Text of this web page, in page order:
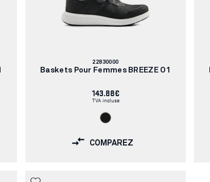
Numéro
d'article:
22830000
Baskets Pour Femmes BREEZE O1
143.88€
TVA incluse
COMPAREZ